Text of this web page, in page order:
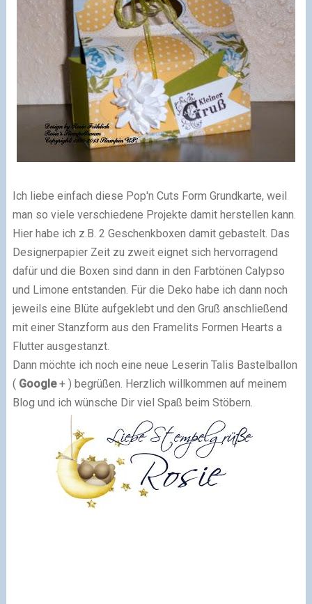
Ich liebe einfach diese Pop'n Cuts Form Grundkarte, weil
man so viele verschiedene Projekte damit herstellen kann.
Hier habe ich z.B. 2 Geschenkboxen damit gebastelt. Das
Designerpapier Zeit zu zweit eignet sich hervorragend
dafür und die Boxen sind dann in den Farbtönen Calypso
und Limone entstanden. Für die Deko habe ich dann noch
jeweils eine Blüte aufgeklebt und den Gruß anschließend
mit einer Stanzform aus den Framelits Formen Hearts a
Flutter ausgestanzt.
Dann möchte ich noch eine neue Leserin Talis Bastelballon
( Google+ ) begrüßen. Herzlich willkommen auf meinem
Blog und ich wünsche Dir viel Spaß beim Stöbern.